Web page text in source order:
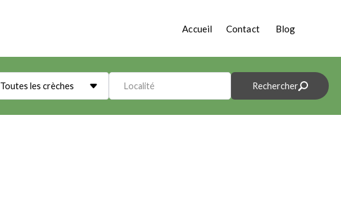
Accueil Contact Blog
Toutes les crèches Localité Rechercher